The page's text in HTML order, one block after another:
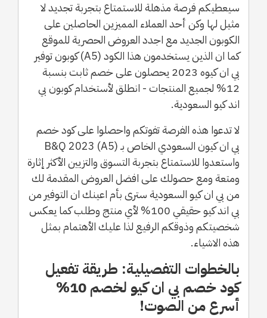
سيعطيكم فرصة مذهلة للاستمتاع بتجربة تجديد لا
مثيل لها وكن أحد العملاء المميزين الحاصلين على
الكوبون الجديد مع اجدد العروض الحصرية للموقع
كما ان الذين يستخدمون هذا الكود (A5) كوبون توفير
بي ان كيوه 2023 يحصلون على خصم ثابت بنسبة
12% لجميع المنتجات - انطلق لأستخدام كوبون بي
اند كيو السعودية.
لا تدعوا هذه الفرصة تفوتكم واحصلوا على كود خصم
بي ان كيون السعودي الخاص بـ B&Q 2023 (A5)
واستعدوا للاستمتاع بتجربة التسوق والتزيين الأكثر إثارة
ومتعة ومع حصولك على افضل العروض المقدمة لك
من بي ان كيو السعودية سترى بأم اعينك ان التوفير من
بي اند كيو حقيقي 100% لأي منتج وطلب كما يعكس
شخصيتكم وذوقكم الرفيع لذا عليك الأهتمام بمثل
هذه الاشياء.
بالخطوات التفصيليـة: طريقة تفعيل
كود خصم بي ان كيو لخصم 10%
أسرع من الصوت!